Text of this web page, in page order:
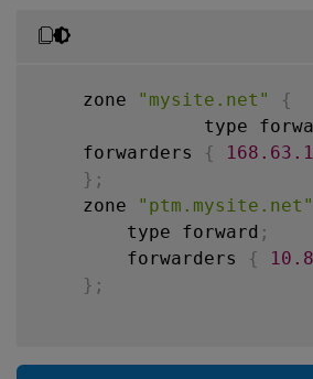
    zone
"mysite.net"
{
type
    forwarders
{ 168.63
} ;
    zone
"ptm.mysite.net"
        type forward
;
        forwarders
{ 10.8
} ;